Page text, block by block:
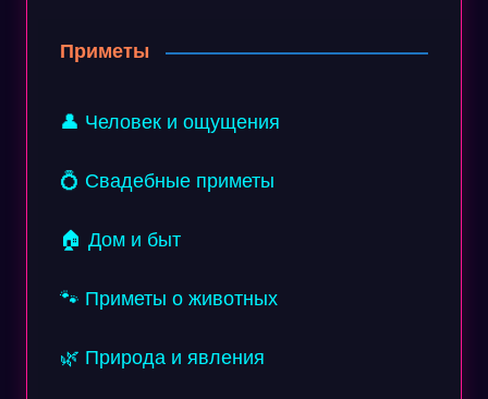
Приметы
👤 Человек и ощущения
💍 Свадебные приметы
🏠 Дом и быт
🐾 Приметы о животных
🌿 Природа и явления